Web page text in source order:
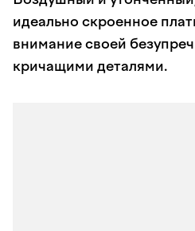
идеально скроенное
внимание своей
кричащими деталями.